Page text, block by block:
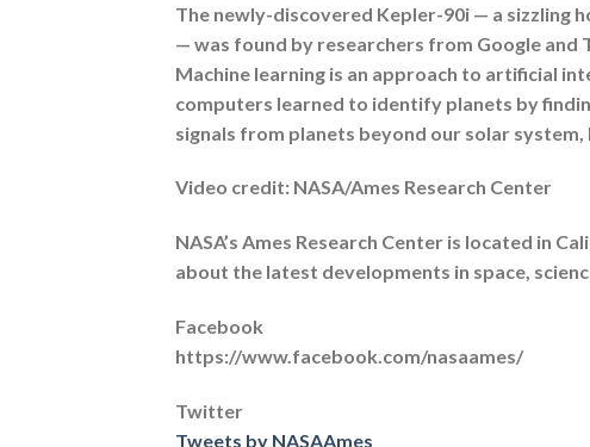
The newly-discovered Kepler-90i — a sizzling
— was found by researchers from Google and
Machine learning is an approach to artificial
computers learned to identify planets by
signals from planets beyond our solar system,
Video credit: NASA/Ames Research Center
NASA’s Ames Research Center is located in
about the latest developments in space,
Facebook
https://www.facebook.com/nasaames/
Twitter
Tweets by NASAAmes